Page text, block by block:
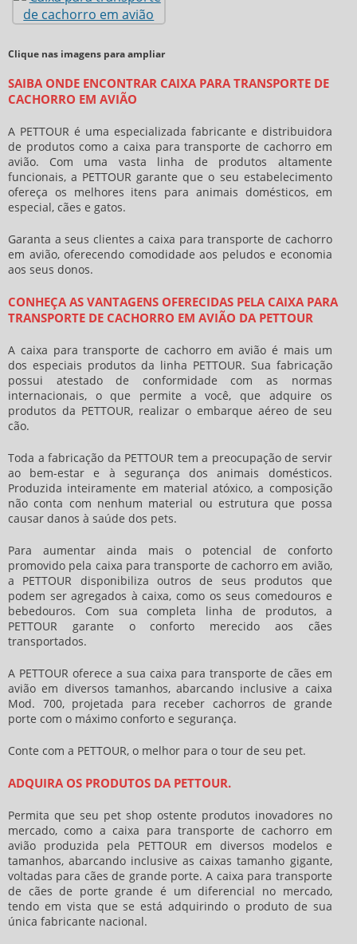
Clique nas imagens para ampliar
SAIBA ONDE ENCONTRAR CAIXA PARA TRANSPORTE DE
CACHORRO EM AVIÃO
A PETTOUR é uma especializada fabricante e distribuidora
de produtos como a caixa para transporte de cachorro em
avião. Com uma vasta linha de produtos altamente
funcionais, a PETTOUR garante que o seu estabelecimento
ofereça os melhores itens para animais domésticos, em
especial, cães e gatos.
Garanta a seus clientes acaixa para transporte de cachorro
em avião, oferecendo comodidade aos peludos e economia
aos seus donos.
CONHEÇA AS VANTAGENS OFERECIDAS PELA CAIXA PARA
TRANSPORTE DE CACHORRO EM AVIÃO DA PETTOUR
A caixa para transporte de cachorro em avião é mais um
dos especiais produtos da linha PETTOUR. Sua fabricação
possui atestado de conformidade com as normas
internacionais, o que permite a você, que adquire os
produtos da PETTOUR, realizar o embarque aéreo de seu
cão.
Toda a fabricação da PETTOUR tem a preocupação de servir
ao bem-estar e à segurança dos animais domésticos.
Produzida inteiramente em material atóxico, a composição
não conta com nenhum material ou estrutura que possa
causar danos à saúde dos pets.
Para aumentar ainda mais o potencial de conforto
promovido pela caixa para transporte de cachorro em avião,
a PETTOUR disponibiliza outros de seus produtos que
podem ser agregados à caixa, como os seus comedouros e
bebedouros. Com sua completa linha de produtos, a
PETTOUR garante o conforto merecido aos cães
transportados.
A PETTOUR oferece a sua caixa para transporte de cães em
avião em diversos tamanhos, abarcando inclusive a caixa
Mod. 700, projetada para receber cachorros de grande
porte com o máximo conforto e segurança.
Conte com a PETTOUR, o melhor para o tour de seu pet.
ADQUIRA OS PRODUTOS DA PETTOUR.
Permita que seu pet shop ostente produtos inovadores no
mercado, como acaixa para transporte de cachorro em
avião produzida pela PETTOUR em diversos modelos e
tamanhos, abarcando inclusive as caixas tamanho gigante,
voltadas para cães de grande porte. A caixa para transporte
de cães de porte grande é um diferencial no mercado,
tendo em vista que se está adquirindo o produto de sua
única fabricante nacional.